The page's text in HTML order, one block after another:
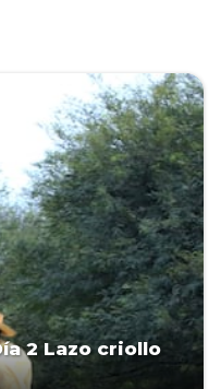
2 Lazo criollo